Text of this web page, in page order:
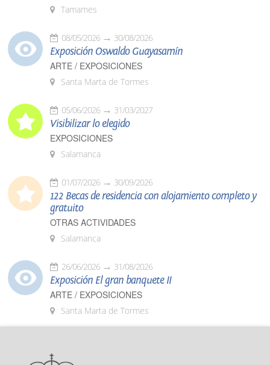
Tamames
08/05/2026 30/08/2026
Exposición Oswaldo Guayasamín
ARTE / EXPOSICIONES
Santa Marta de Tormes
05/06/2026 31/03/2027
Visibilizar lo elegido
EXPOSICIONES
Salamanca
01/07/2026 30/09/2026
122 Becas de residencia con alojamiento completo y
gratuito
OTRAS ACTIVIDADES
Salamanca
26/06/2026 31/08/2026
Exposición El gran banquete II
ARTE / EXPOSICIONES
Santa Marta de Tormes